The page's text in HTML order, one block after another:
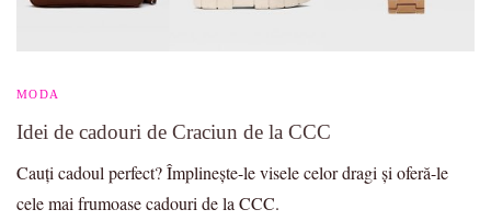
MODA
Idei de cadouri de Craciun de la CCC
Cauți cadoul perfect? Împlinește-le visele celor dragi și oferă-le
cele mai frumoase cadouri de la CCC.